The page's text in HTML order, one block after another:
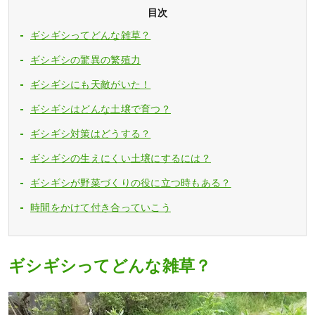
目次
ギシギシってどんな雑草？
ギシギシの驚異の繁殖力
ギシギシにも天敵がいた！
ギシギシはどんな土壌で育つ？
ギシギシ対策はどうする？
ギシギシの生えにくい土壌にするには？
ギシギシが野菜づくりの役に立つ時もある？
時間をかけて付き合っていこう
ギシギシってどんな雑草？